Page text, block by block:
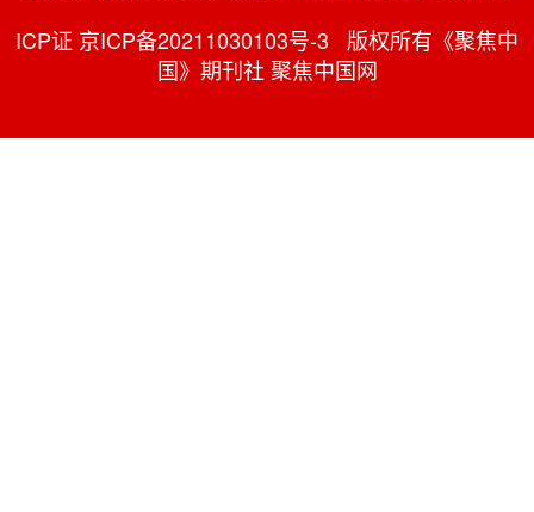
ICP证 京ICP备20211030103号-3 版权所有《聚焦中
国》期刊社 聚焦中国网